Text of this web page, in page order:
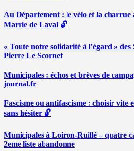
Au Département : le vélo et la charrue
Marrie de Laval 🔓
« Toute notre solidarité à l’égard »
Pierre Le Scornet
Municipales : échos et brèves de
journal.fr
Fascisme ou antifascisme : choisir vite
sans hésiter 🔓
Municipales à Loiron-Ruillé – quatre
2eme liste abandonne